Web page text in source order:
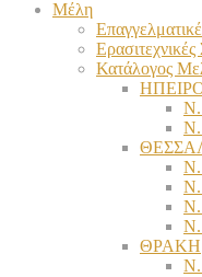
Μέλη
Κατάλογος
ΘΡΑΚΗ